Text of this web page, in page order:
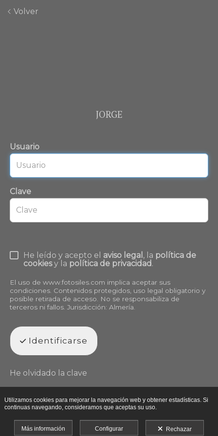
Volver
JORGE
Usuario
Clave
He leído y acepto el aviso legal , la política de
cookiesy la política de privacidad.
El uso de www.fotosiles.com implica aceptar sus
condiciones. Contenidos protegidos, uso legal obligatorio y
posible retirada de acceso. No se responsabiliza de
terceros ni fallos. Jurisdicción: Almería.
Identificarse
He olvidado la clave
Utilizamos cookies para mejorar la navegación web y obtener estadísticas. Si
continuas navegando, consideramos que aceptas su uso.
Más información Configurar Rechazar